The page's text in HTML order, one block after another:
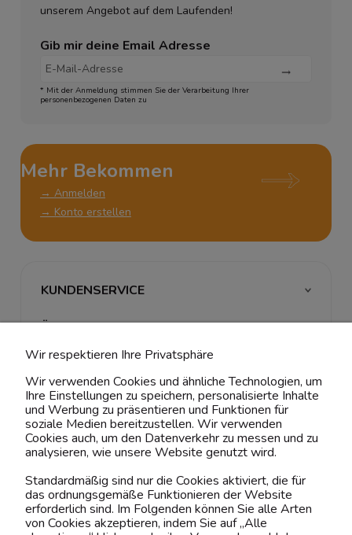
unserem Angebot auf dem Laufenden!
Gib mir deine Email Adresse
* Mit der Anmeldung stimmen Sie der Verarbeitung Ihrer
personenbezogenen Daten zu
Mehr Bekommen
→ Anmelden
→ Konto erstellen
Kontaktiere uns!
0151 12200811
shop@yourhouse24.eu
KUNDENSERVICE
ÜBER UNS & RECHTLICHES
MEIN ACCOUNT
BELIEBTE KATEGORIEN
Wir respektieren Ihre Privatsphäre
Wir verwenden Cookies und ähnliche Technologien, um
Ihre Einstellungen zu speichern, personalisierte Inhalte
und Werbung zu präsentieren und Funktionen für
soziale Medien bereitzustellen. Wir verwenden
Cookies auch, um den Datenverkehr zu messen und zu
analysieren, wie unsere Website genutzt wird.
Standardmäßig sind nur die Cookies aktiviert, die für
das ordnungsgemäße Funktionieren der Website
erforderlich sind. Im Folgenden können Sie alle Arten
von Cookies akzeptieren, indem Sie auf „Alle